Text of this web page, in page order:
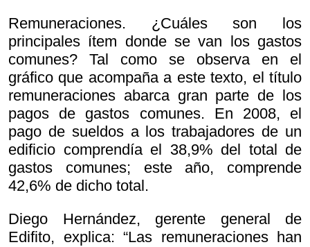
Remuneraciones. ¿Cuáles son los
principales ítem donde se van los gastos
comunes? Tal como se observa en el
gráfico que acompaña a este texto, el título
remuneraciones abarca gran parte de los
pagos de gastos comunes. En 2008, el
pago de sueldos a los trabajadores de un
edificio comprendía el 38,9% del total de
gastos comunes; este año, comprende
42,6% de dicho total.
Diego Hernández, gerente general de
Edifito, explica: “Las remuneraciones han